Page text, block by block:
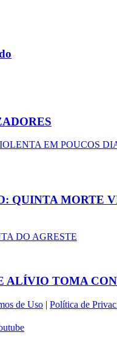
QUINTA MORTE
ALÍVIO TOMA
de Uso | Política de